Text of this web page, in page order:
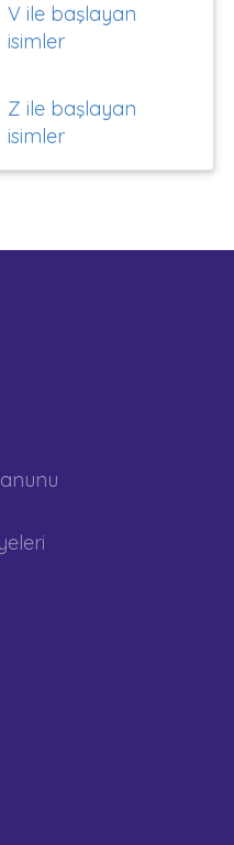
V ile başlayan
isimler
Z ile başlayan
isimler